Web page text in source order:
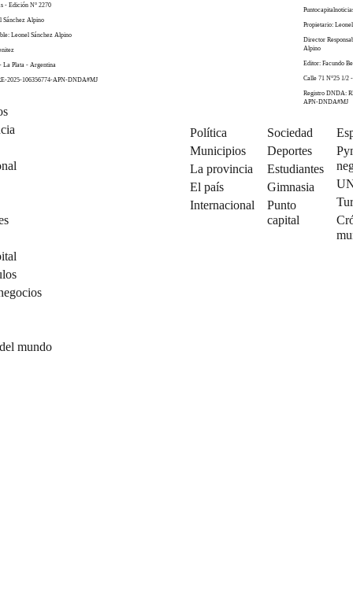
- Edición N° 2270
Sánchez Alpino
Leonel Sánchez Alpino
La Plata - Argentina
2025-106356774-APN-DNDA#MJ
mundo
Propietario:
Director
Alpino
Editor: Facundo
Calle 71 N°25 1/2
Registro DNDA:
APN-DNDA#MJ
Política
Municipios
La provincia
El país
Internacional
Sociedad
Deportes
Estudiantes
Gimnasia
Punto
capital